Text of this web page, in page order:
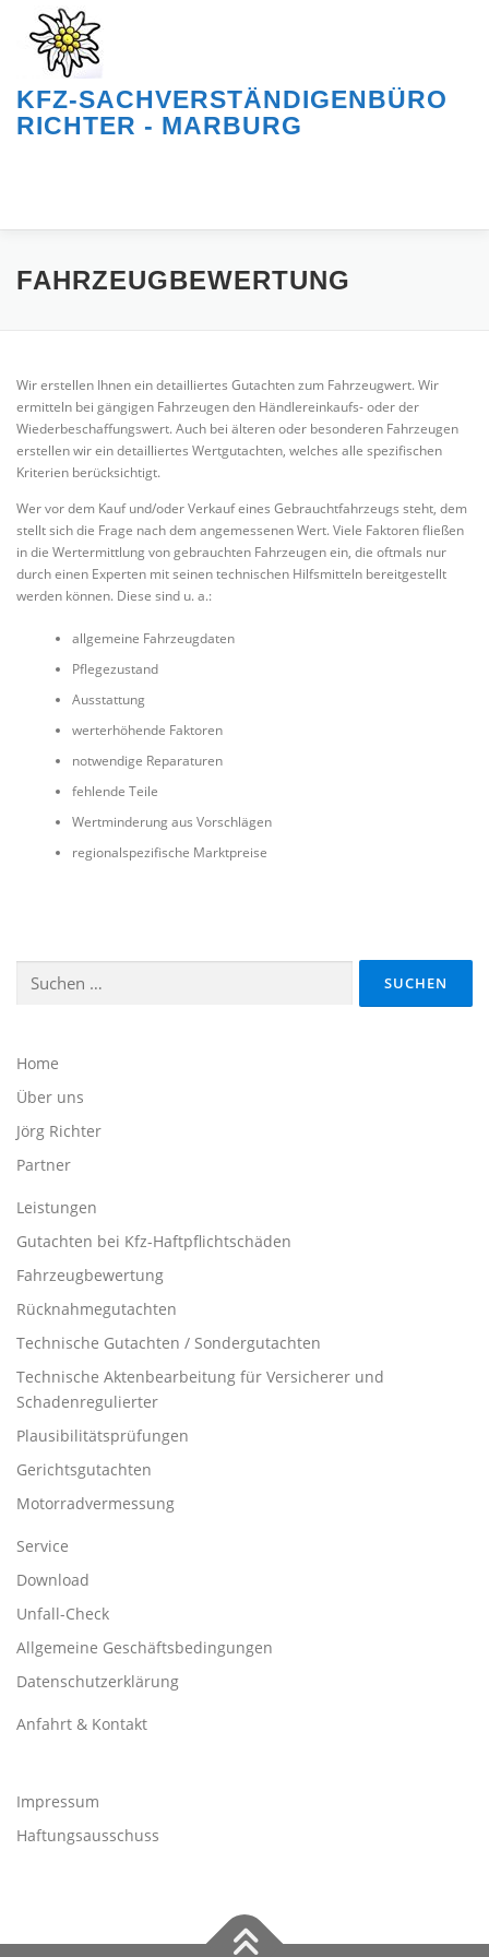
Inhalt
springen
KFZ-SACHVERSTÄNDIGENBÜRO
RICHTER - MARBURG
HOME ÜBER UNS LEISTUNGEN
FAHRZEUGBEWERTUNG
Wir erstellen Ihnen ein detailliertes Gutachten zum Fahrzeugwert. Wir
ermitteln bei gängigen Fahrzeugen den Händlereinkaufs- oder der
Wiederbeschaffungswert. Auch bei älteren oder besonderen Fahrzeugen
erstellen wir ein detailliertes Wertgutachten, welches alle spezifischen
Kriterien berücksichtigt.
Wer vor dem Kauf und/oder Verkauf eines Gebrauchtfahrzeugs steht, dem
stellt sich die Frage nach dem angemessenen Wert. Viele Faktoren fließen
in die Wertermittlung von gebrauchten Fahrzeugen ein, die oftmals nur
durch einen Experten mit seinen technischen Hilfsmitteln bereitgestellt
werden können. Diese sind u. a.:
allgemeine Fahrzeugdaten
Pflegezustand
Ausstattung
werterhöhende Faktoren
notwendige Reparaturen
fehlende Teile
Wertminderung aus Vorschlägen
regionalspezifische Marktpreise
nach:
Home
Über uns
Jörg Richter
Partner
Leistungen
Gutachten bei Kfz-Haftpflichtschäden
Fahrzeugbewertung
Rücknahmegutachten
Technische Gutachten / Sondergutachten
Technische Aktenbearbeitung für Versicherer und
Schadenregulierter
Plausibilitätsprüfungen
Gerichtsgutachten
Motorradvermessung
Service
Download
Unfall-Check
Allgemeine Geschäftsbedingungen
Datenschutzerklärung
Anfahrt & Kontakt
Impressum
Haftungsausschuss